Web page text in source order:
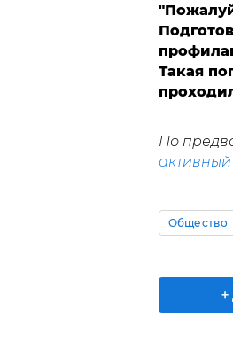
Такая
По
Общество
+